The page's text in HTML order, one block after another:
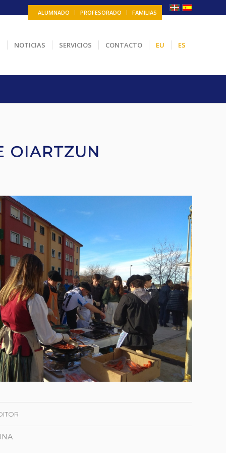
ALUMNADO PROFESORADO FAMILIAS
NOTICIAS SERVICIOS CONTACTO EU ES
OIARTZUN